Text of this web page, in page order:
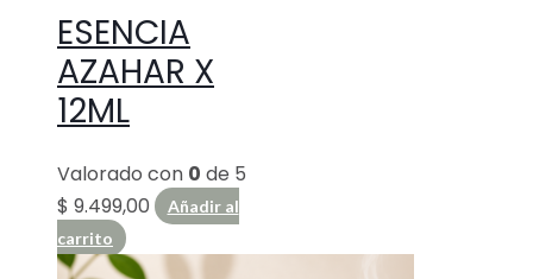
ESENCIA
AZAHAR X
12ML
Valorado con 0 de 5
$ 9.499,00
Añadir al
carrito